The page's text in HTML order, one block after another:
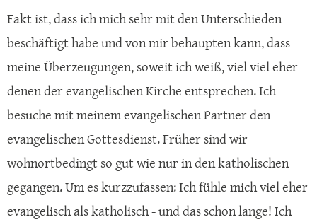
Fakt ist, dass ich mich sehr mit den Unterschieden
beschäftigt habe und von mir behaupten kann, dass
meine Überzeugungen, soweit ich weiß, viel viel eher
denen der evangelischen Kirche entsprechen. Ich
besuche mit meinem evangelischen Partner den
evangelischen Gottesdienst. Früher sind wir
wohnortbedingt so gut wie nur in den katholischen
gegangen. Um es kurzzufassen: Ich fühle mich viel eher
evangelisch als katholisch - und das schon lange! Ich